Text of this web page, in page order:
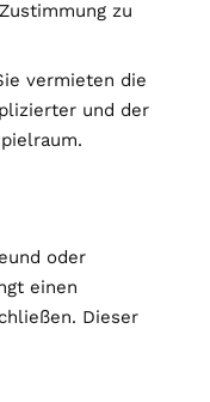
zu
vermieten die
und der
oder
einen
Dieser